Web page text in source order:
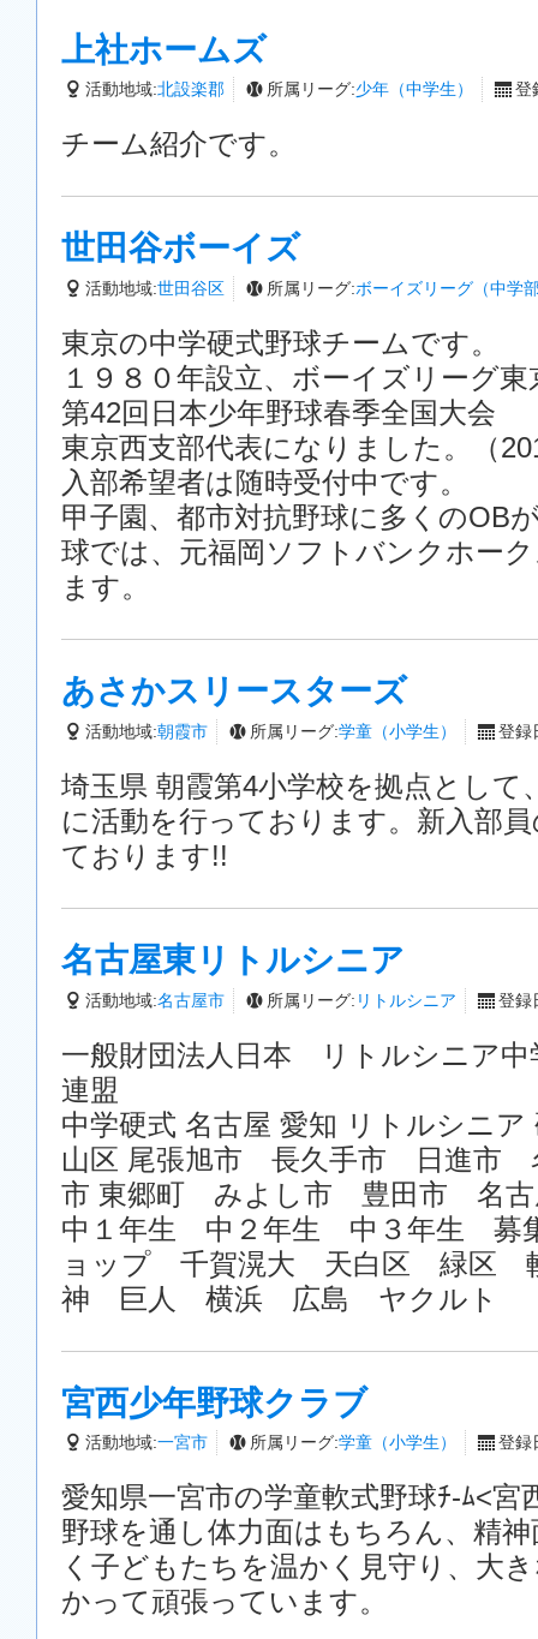
上社ホームズ
活動地域:北設楽郡 所属リーグ:少年（中学生） 登
チーム紹介です。
世田谷ボーイズ
活動地域:世田谷区 所属リーグ:ボーイズリーグ（中学
東京の中学硬式野球チームです。
１９８０年設立、ボーイズリーグ
第42回日本少年野球春季全国大会
東京西支部代表になりました。（
入部希望者は随時受付中です。
甲子園、都市対抗野球に多くのOB
球では、元福岡ソフトバンクホー
ます。
あさかスリースターズ
活動地域:朝霞市 所属リーグ:学童（小学生） 登録
埼玉県 朝霞第4小学校を拠点として
に活動を行っております。新入部
ております!!
名古屋東リトルシニア
活動地域:名古屋市 所属リーグ: リトルシニア 登録
一般財団法人日本 リトルシニア
連盟
中学硬式 名古屋 愛知 リトルシニ
山区 尾張旭市 長久手市 日進市
市 東郷町 みよし市 豊田市 名
中１年生 中２年生 中３年生 募
ョップ 千賀滉大 天白区 緑区
神 巨人 横浜 広島 ヤクルト
宮西少年野球クラブ
活動地域:一宮市 所属リーグ:学童（小学生） 登録
愛知県一宮市の学童軟式野球ﾁ-ﾑ<宮
野球を通し体力面はもちろん、精
く子どもたちを温かく見守り、大
かって頑張っています。